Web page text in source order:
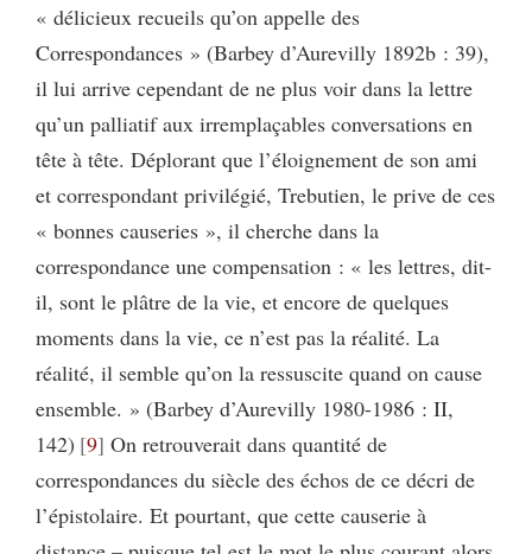
« délicieux recueils qu’on appelle des
Correspondances » (Barbey d’Aurevilly 1892b : 39),
il lui arrive cependant de ne plus voir dans la lettre
qu’un palliatif aux irremplaçables conversations en
tête à tête. Déplorant que l’éloignement de son ami
et correspondant privilégié, Trebutien, le prive de ces
« bonnes causeries », il cherche dans la
correspondance une compensation : « les lettres, dit-
il, sont le plâtre de la vie, et encore de quelques
moments dans la vie, ce n’est pas la réalité. La
réalité, il semble qu’on la ressuscite quand on cause
ensemble. » (Barbey d’Aurevilly 1980-1986 : II,
142) 9 On retrouverait dans quantité de
correspondances du siècle des échos de ce décri de
l’épistolaire. Et pourtant, que cette causerie à